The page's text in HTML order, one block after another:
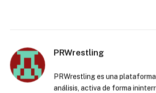
PRWrestling
PRWrestling es una
análisis, activa de forma